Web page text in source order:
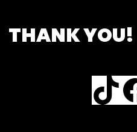
THANK YOU!
TikTok Facebook